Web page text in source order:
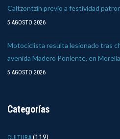
Caltzontzin previo a festividad
5 AGOSTO 2026
Motociclista resulta lesionado tras
avenida Madero Poniente, en Morelia
5 AGOSTO 2026
Categorías
CULTURA (119)